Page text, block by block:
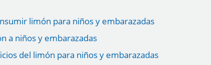
limón para niños y embarazadas
a niños y embarazadas
del limón para niños y embarazadas